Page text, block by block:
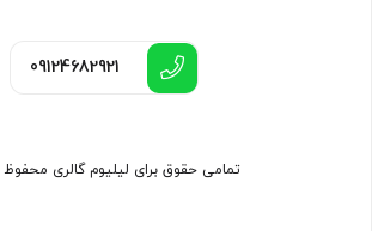
09124682921
تمامی حقوق برای لیلیوم گالری